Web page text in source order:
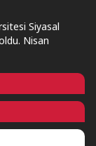
Siyasal
Nisan